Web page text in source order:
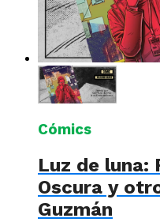
Cómics
Luz de luna:
Oscura y
Guzmán